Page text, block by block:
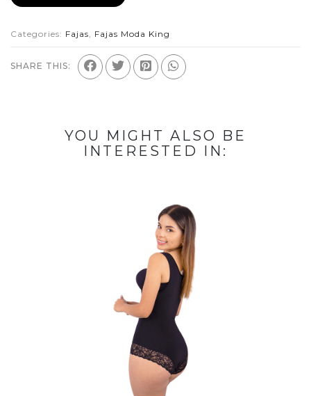
Categories: Fajas, Fajas Moda King
SHARE THIS:
YOU MIGHT ALSO BE
INTERESTED IN: